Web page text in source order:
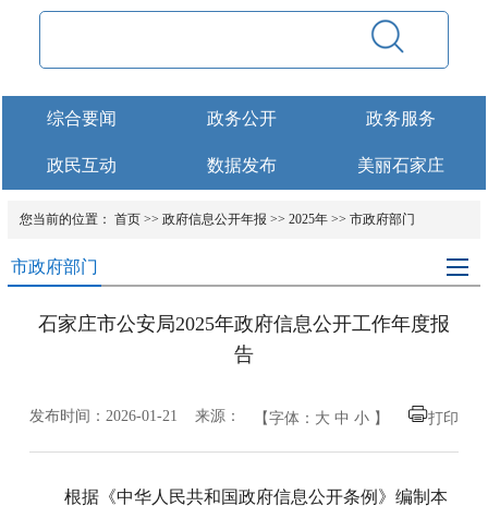
综合要闻 政务公开 政务服务
政民互动 数据发布 美丽石家庄
您当前的位置： 首页 >> 政府信息公开年报 >> 2025年>> 市政府部门
市政府部门
石家庄市公安局2025年政府信息公开工作年度报
告
发布时间：2026-01-21 来源： 【字体： 大 中 小 】 打印
根据《中华人民共和国政府信息公开条例》编制本